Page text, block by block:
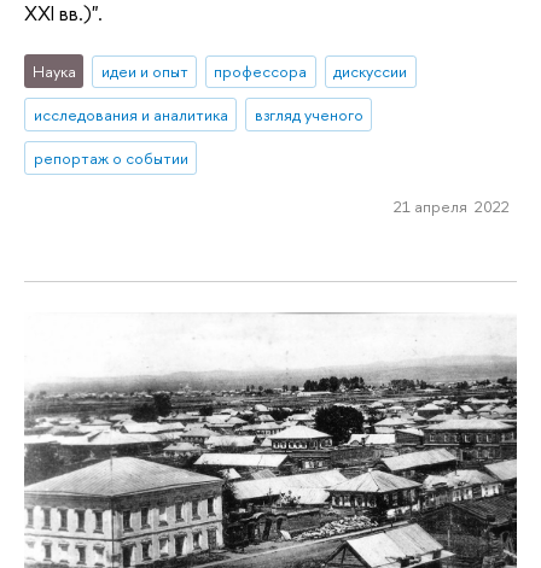
XXI вв.)".
Наука идеи и опыт профессора
дискуссии
исследования и аналитика
взгляд ученого
репортаж о событии
21 апреля 2022